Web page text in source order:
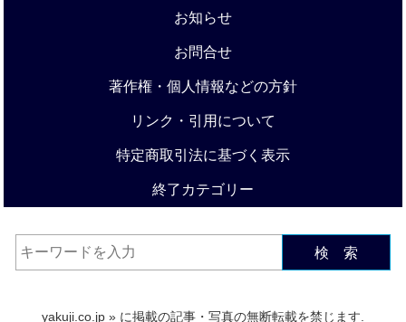
お知らせ
お問合せ
著作権・個人情報などの方針
リンク・引用について
特定商取引法に基づく表示
終了カテゴリー
検 索
yakuji.co.jp » に掲載の記事・写真の無断転載を禁じます.